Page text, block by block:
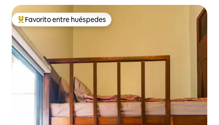
Favorito entre huéspedes preferido
Favorito entre huéspedes